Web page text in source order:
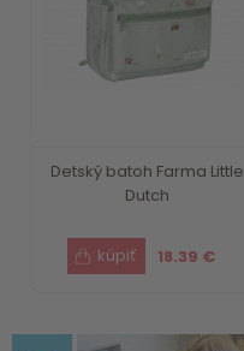
Detský batoh Farma Little
Dutch
18.39 €